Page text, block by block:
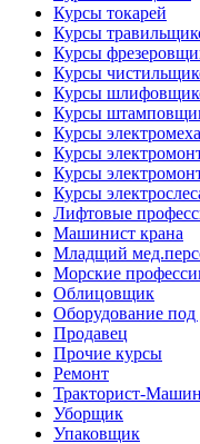
Курсы токарей
Курсы
Курсы
Курсы
Курсы
Курсы
Курсы
Курсы
Курсы
Курсы
Лифтовые
Машинист крана
Младщий
Морские
Облицовщик
Оборудование под
Продавец
Прочие курсы
Ремонт
Тракторист-
Уборщик
Упаковщик